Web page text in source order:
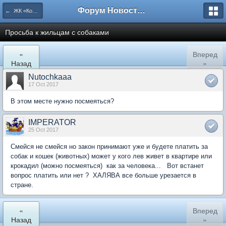
← ЖК «Комфортный КВАРТАЛ» Форум Новостройки
Просьба к жильцам с собаками
«
Назад
Вперед
»
Nutochkaaa
17 Oct 2017
В этом месте нужно посмеяться?
IMPERATOR
25 Oct 2017
Смейся не смейся но закон принимают уже и будете платить за
собак и кошек (животных) может у кого лев живет в квартире или
крокадил (можно посмеяться) как за человека... Вот встанет
вопрос платить или нет ? ХАЛЯВА все больше урезается в
стране.
«
Назад
Вперед
»